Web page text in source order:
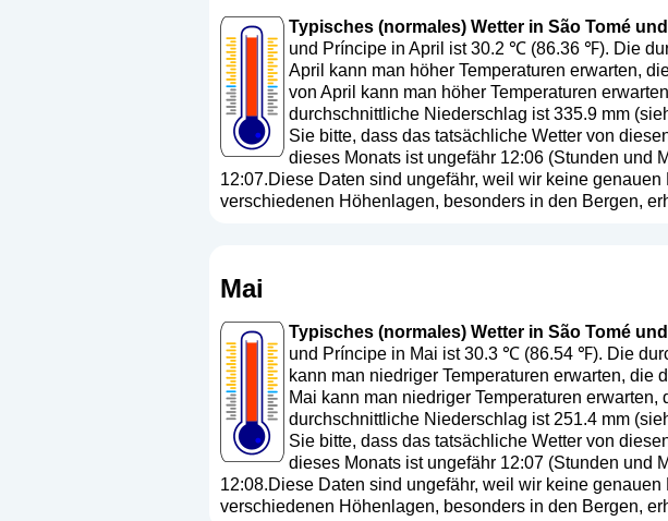
Typisches (normales) Wetter in São Tomé
und Príncipe in April ist 30.2 ℃ (86.36 ℉). Die
April kann man höher Temperaturen erwarten,
von April kann man höher Temperaturen
durchschnittliche Niederschlag ist 335.9 mm (
Sie bitte, dass das tatsächliche Wetter von
dieses Monats ist ungefähr 12:06 (Stunden und
12:07.Diese Daten sind ungefähr, weil wir keine
verschiedenen Höhenlagen, besonders in den Bergen,
Mai
Typisches (normales) Wetter in São Tomé
und Príncipe in Mai ist 30.3 ℃ (86.54 ℉). Die
kann man niedriger Temperaturen erwarten,
Mai kann man niedriger Temperaturen
durchschnittliche Niederschlag ist 251.4 mm (
Sie bitte, dass das tatsächliche Wetter von
dieses Monats ist ungefähr 12:07 (Stunden und
12:08.Diese Daten sind ungefähr, weil wir keine
verschiedenen Höhenlagen, besonders in den Bergen,